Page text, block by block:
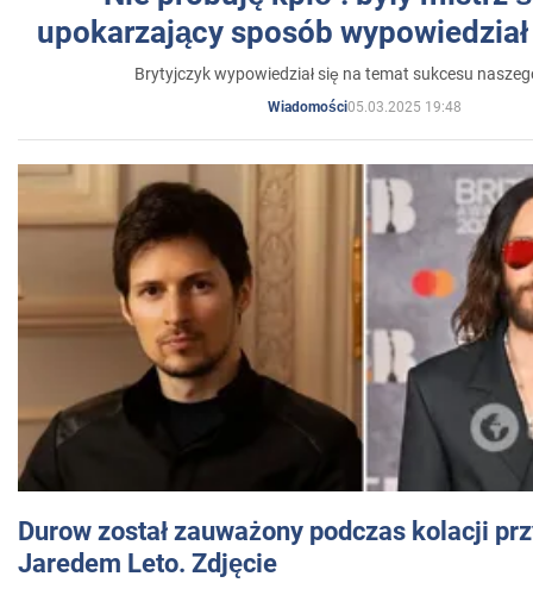
upokarzający sposób
Brytyjczyk wypowiedział się na temat sukcesu
Wiadomości05.03.2025 19:48
Durow został zauważony podczas kolacji
Jaredem Leto. Zdjęcie